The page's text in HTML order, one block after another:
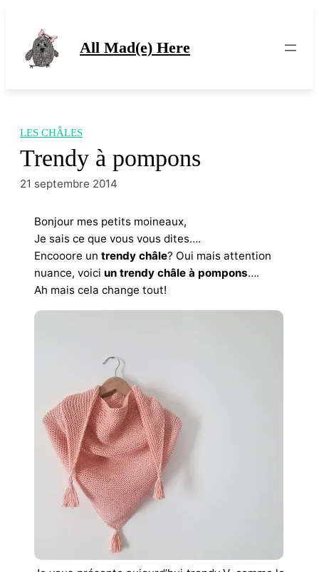
contenu
All Mad(e) Here
LES CHÂLES
Trendy à pompons
21 septembre 2014
Bonjour mes petits moineaux,
Je sais ce que vous vous dites….
Encooore un trendy châle? Oui mais attention
nuance, voici un trendy châle à pompons….
Ah mais cela change tout!